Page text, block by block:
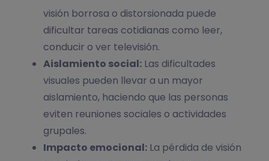
visión borrosa o distorsionada puede
dificultar tareas cotidianas como leer,
conducir o ver televisión.
Aislamiento social: Las dificultades
visuales pueden llevar a un mayor
aislamiento, haciendo que las personas
eviten reuniones sociales o actividades
grupales.
Impacto emocional: La pérdida de visión